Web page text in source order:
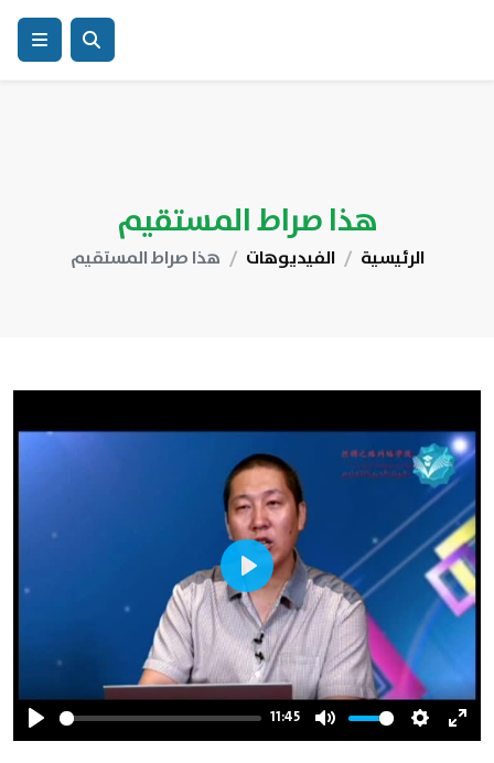
هذا صراط المستقيم
الرئيسية الفيديوهات هذا صراط المستقيم
Play
11:45
Mute Settings
Play